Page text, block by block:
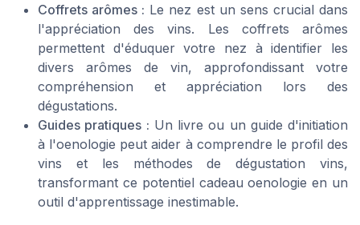
Coffrets arômes : Le nez est un sens crucial dans
l'appréciation des vins. Les coffrets arômes
permettent d'éduquer votre nez à identifier les
divers arômes de vin, approfondissant votre
compréhension et appréciation lors des
dégustations.
Guides pratiques : Un livre ou un guide d'initiation
à l'oenologie peut aider à comprendre le profil des
vins et les méthodes dedégustation vins,
transformant ce potentiel cadeau oenologie en un
outil d'apprentissage inestimable.